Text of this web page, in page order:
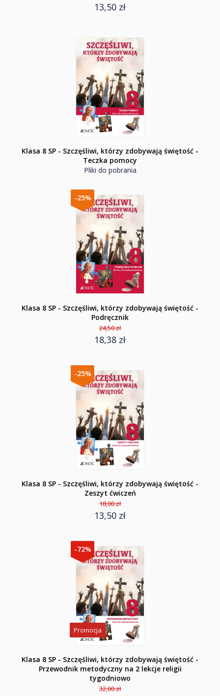
13,50 zł
Klasa 8 SP - Szczęśliwi, którzy zdobywają świętość -
Teczka pomocy
Pliki do pobrania
-25%
Klasa 8 SP - Szczęśliwi, którzy zdobywają świętość -
Podręcznik
24,50 zł
18,38 zł
-25%
Klasa 8 SP - Szczęśliwi, którzy zdobywają świętość -
Zeszyt ćwiczeń
18,00 zł
13,50 zł
-72%
Promocja
Klasa 8 SP - Szczęśliwi, którzy zdobywają świętość -
Przewodnik metodyczny na 2 lekcje religii
tygodniowo
32,00 zł